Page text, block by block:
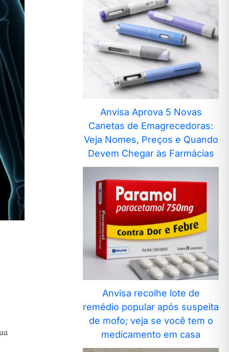
Anvisa Aprova 5 Novas
Canetas de Emagrecedoras:
Veja Nomes, Preços e Quando
Devem Chegar às Farmácias
Anvisa recolhe lote de
remédio popular após suspeita
de mofo; veja se você tem o
medicamento em casa